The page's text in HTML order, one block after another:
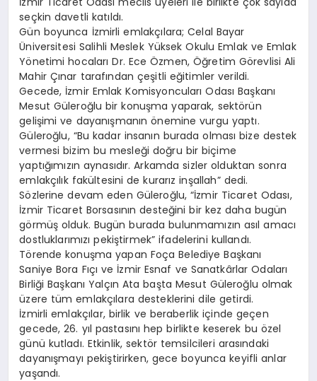
seçkin davetli katıldı.
Gün boyunca İzmirli emlakçılara; Celal Bayar
Üniversitesi Salihli Meslek Yüksek Okulu Emlak ve Emlak
Yönetimi hocaları Dr. Ece Özmen, Öğretim Görevlisi Ali
Mahir Çınar tarafından çeşitli eğitimler verildi.
Gecede, İzmir Emlak Komisyoncuları Odası Başkanı
Mesut Güleroğlu bir konuşma yaparak, sektörün
gelişimi ve dayanışmanın önemine vurgu yaptı.
Güleroğlu, “Bu kadar insanın burada olması bize destek
vermesi bizim bu mesleği doğru bir biçime
yaptığımızın aynasıdır. Arkamda sizler olduktan sonra
emlakçılık fakültesini de kurarız inşallah” dedi.
Sözlerine devam eden Güleroğlu, “İzmir Ticaret Odası,
İzmir Ticaret Borsasının desteğini bir kez daha bugün
görmüş olduk. Bugün burada bulunmamızın asıl amacı
dostluklarımızı pekiştirmek” ifadelerini kullandı.
Törende konuşma yapan Foça Belediye Başkanı
Saniye Bora Fıçı ve İzmir Esnaf ve Sanatkârlar Odaları
Birliği Başkanı Yalçın Ata başta Mesut Güleroğlu olmak
üzere tüm emlakçılara desteklerini dile getirdi.
İzmirli emlakçılar, birlik ve beraberlik içinde geçen
gecede, 26. yıl pastasını hep birlikte keserek bu özel
günü kutladı. Etkinlik, sektör temsilcileri arasındaki
dayanışmayı pekiştirirken, gece boyunca keyifli anlar
yaşandı.